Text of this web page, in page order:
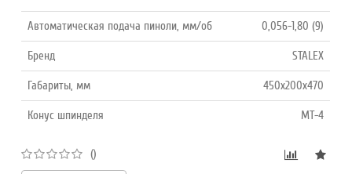
Автоматическая подача пиноли, мм/об 0,056-1,80 (9)
Бренд STALEX
Габариты, мм 450x200x470
Конус шпинделя MT-4
()